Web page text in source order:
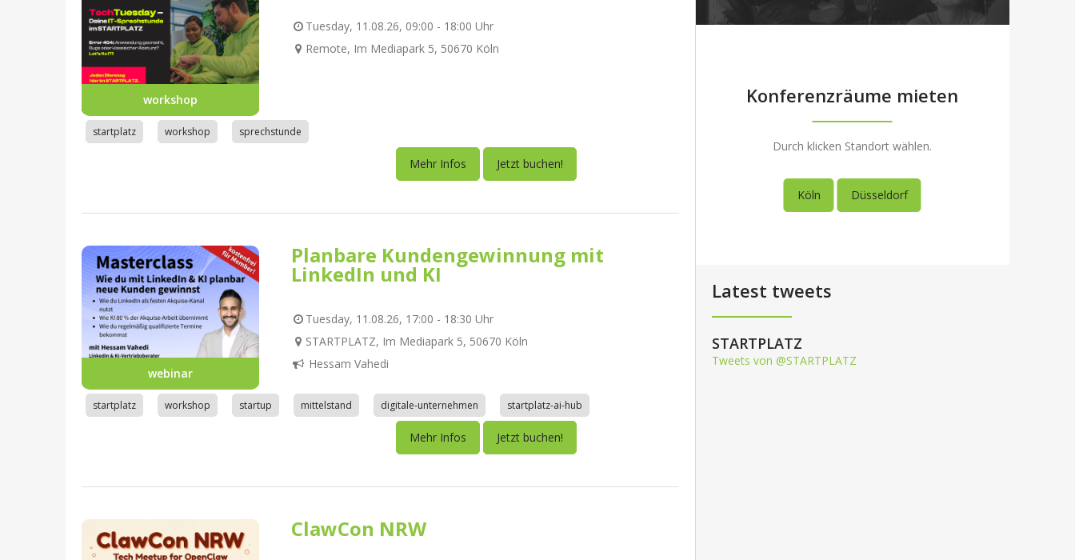
workshop
Tuesday, 11.08.26, 09:00 - 18:00 Uhr
Remote, Im Mediapark 5, 50670 Köln
startplatz workshop sprechstunde
Mehr Infos Jetzt buchen!
webinar
Planbare Kundengewinnung mit
LinkedIn und KI
Tuesday, 11.08.26, 17:00 - 18:30 Uhr
STARTPLATZ, Im Mediapark 5, 50670 Köln
Hessam Vahedi
startplatz workshop startup mittelstand digitale-unternehmen startplatz-ai-hub
Mehr Infos Jetzt buchen!
ClawCon NRW
Konferenzräume mieten
Durch klicken Standort wählen.
Köln Düsseldorf
Latest tweets
STARTPLATZ
Tweets von @STARTPLATZ